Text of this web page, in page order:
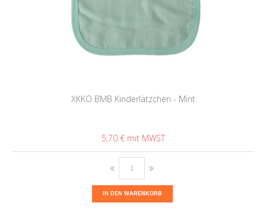
XKKO BMB Kinderlätzchen - Mint
5,70 €
IN DEN WARENKORB